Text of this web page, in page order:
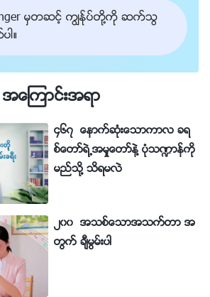
မွတဆင့္ ကြၽန္ုပ္တို႔ကို ဆက္သြ
။
ကာင္းအရာ
၄၆၇ ေနာက္ဆုံးေသာကာလ ခရ
စ္ေတာ္ရဲ႕အမႈေတာ္နဲ႔ ပုံသ႑ာန္ကို
မည္သို႔ သိရမလဲ
၂၀၀ အသစ္ေသာအသက္တာ အ
တြက္ ခ်ီမြမ္းပါ